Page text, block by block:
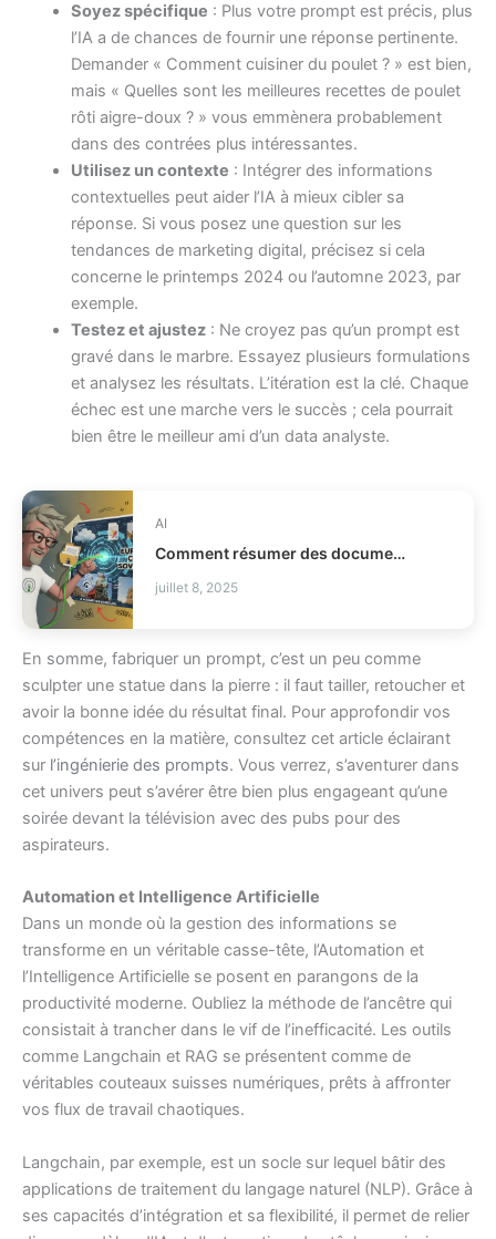
Soyez spécifique : Plus votre prompt est précis, plus
l’IA a de chances de fournir une réponse pertinente.
Demander « Comment cuisiner du poulet ? » est bien,
mais « Quelles sont les meilleures recettes de poulet
rôti aigre-doux ? » vous emmènera probablement
dans des contrées plus intéressantes.
Utilisez un contexte : Intégrer des informations
contextuelles peut aider l’IA à mieux cibler sa
réponse. Si vous posez une question sur les
tendances de marketing digital, précisez si cela
concerne le printemps 2024 ou l’automne 2023, par
exemple.
Testez et ajustez: Ne croyez pas qu’un prompt est
gravé dans le marbre. Essayez plusieurs formulations
et analysez les résultats. L’itération est la clé. Chaque
échec est une marche vers le succès ; cela pourrait
bien être le meilleur ami d’un data analyste.
AI
Comment résumer des documents avec une IA souveraine ?
juillet 8, 2025
En somme, fabriquer un prompt, c’est un peu comme
sculpter une statue dans la pierre : il faut tailler, retoucher et
avoir la bonne idée du résultat final. Pour approfondir vos
compétences en la matière, consultez cet article éclairant
sur l’ingénierie des prompts. Vous verrez, s’aventurer dans
cet univers peut s’avérer être bien plus engageant qu’une
soirée devant la télévision avec des pubs pour des
aspirateurs.
Automation et Intelligence Artificielle
Dans un monde où la gestion des informations se
transforme en un véritable casse-tête, l’Automation et
l’Intelligence Artificielle se posent en parangons de la
productivité moderne. Oubliez la méthode de l’ancêtre qui
consistait à trancher dans le vif de l’inefficacité. Les outils
comme Langchain et RAG se présentent comme de
véritables couteaux suisses numériques, prêts à affronter
vos flux de travail chaotiques.
Langchain, par exemple, est un socle sur lequel bâtir des
applications de traitement du langage naturel (NLP). Grâce à
ses capacités d’intégration et sa flexibilité, il permet de relier